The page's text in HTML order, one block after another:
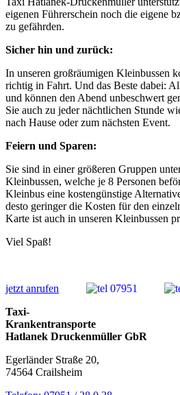
eigenen Führerschein noch die eigene
zu gefährden.
Sicher hin und zurück:
In unseren großräumigen Kleinbussen
richtig in Fahrt. Und das Beste dabei:
und können den Abend unbeschwert
Sie auch zu jeder nächtlichen Stunde
nach Hause oder zum nächsten Event.
Feiern und Sparen:
Sie sind in einer größeren Gruppen
Kleinbussen, welche je 8 Personen
Kleinbus eine kostengünstige
desto geringer die Kosten für den
Karte ist auch in unseren Kleinbussen
Viel Spaß!
jetzt anrufen
Taxi-
Krankentransporte
Hatlanek Druckenmüller GbR
Egerländer Straße 20,
74564 Crailsheim